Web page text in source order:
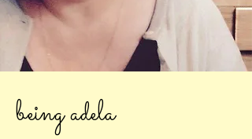
being adela